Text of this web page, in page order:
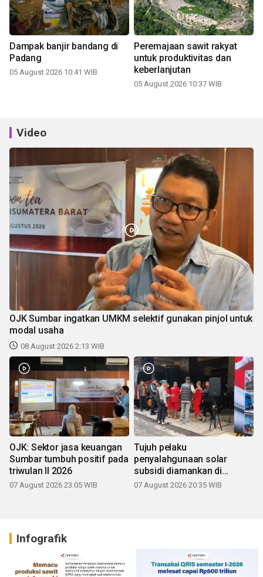
Dampak banjir bandang di
Padang
05 August 2026 10:41 WIB
Peremajaan sawit rakyat
untuk produktivitas dan
keberlanjutan
05 August 2026 10:37 WIB
Video
OJK Sumbar ingatkan UMKM selektif gunakan pinjol untuk
modal usaha
08 August 2026 2:13 WIB
OJK: Sektor jasa keuangan
Sumbar tumbuh positif pada
triwulan II 2026
07 August 2026 23:05 WIB
Tujuh pelaku
penyalahgunaan solar
subsidi diamankan di
Sumbar
07 August 2026 20:35 WIB
Infografik